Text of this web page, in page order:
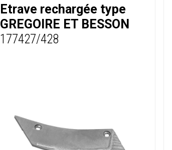
Etrave rechargée type
GREGOIRE ET BESSON
177427/428